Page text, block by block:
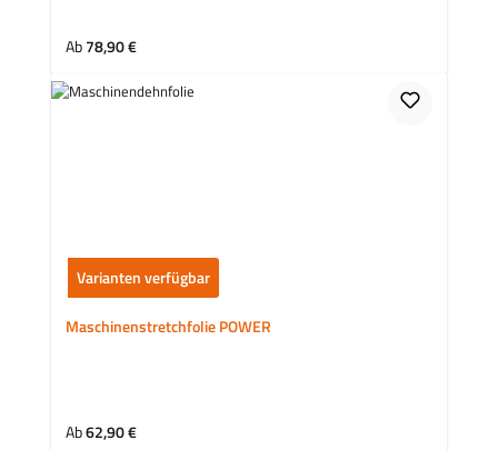
Regulärer Preis:
Ab78,90 €
Varianten verfügbar
Maschinenstretchfolie POWER
Regulärer Preis:
Ab62,90 €